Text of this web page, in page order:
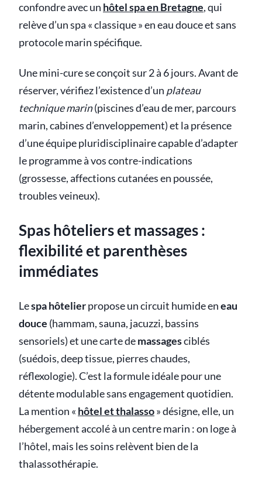
confondre avec un hôtel spa en Bretagne, qui
relève d’un spa « classique » en eau douce et sans
protocole marin spécifique.
Une mini-cure se conçoit sur 2 à 6 jours. Avant de
réserver, vérifiez l’existence d’un plateau
technique marin(piscines d’eau de mer, parcours
marin, cabines d’enveloppement) et la présence
d’une équipe pluridisciplinaire capable d’adapter
le programme à vos contre-indications
(grossesse, affections cutanées en poussée,
troubles veineux).
Spas hôteliers et massages :
flexibilité et parenthèses
immédiates
Lespa hôtelierpropose un circuit humide eneau
douce (hammam, sauna, jacuzzi, bassins
sensoriels) et une carte demassagesciblés
(suédois, deep tissue, pierres chaudes,
réflexologie). C’est la formule idéale pour une
détente modulable sans engagement quotidien.
La mention « hôtel et thalasso» désigne, elle, un
hébergement accolé à un centre marin : on loge à
l’hôtel, mais les soins relèvent bien de la
thalassothérapie.